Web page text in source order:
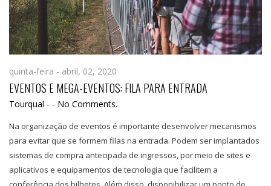
quinta-feira - abril, 02, 2020
EVENTOS E MEGA-EVENTOS: FILA PARA ENTRADA
Tourqual - - No Comments.
Na organização de eventos é importante desenvolver mecanismos
para evitar que se formem filas na entrada. Podem ser implantados
sistemas de compra antecipada de ingressos, por meio de sites e
aplicativos e equipamentos de tecnologia que facilitem a